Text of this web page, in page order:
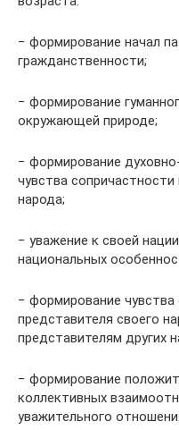
− формирование начал
гражданственности;
− формирование
окружающей природе;
− формирование
чувства
народа;
− уважение к своей
национальных
− формирование
представителя своего
представителям других
− формирование
коллективных
уважительного